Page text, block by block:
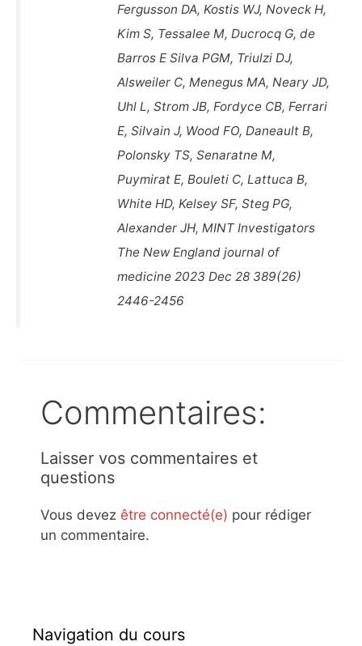
Fergusson DA, Kostis WJ, Noveck H,
Kim S, Tessalee M, Ducrocq G, de
Barros E Silva PGM, Triulzi DJ,
Alsweiler C, Menegus MA, Neary JD,
Uhl L, Strom JB, Fordyce CB, Ferrari
E, Silvain J, Wood FO, Daneault B,
Polonsky TS, Senaratne M,
Puymirat E, Bouleti C, Lattuca B,
White HD, Kelsey SF, Steg PG,
Alexander JH, MINT Investigators
The New England journal of
medicine 2023 Dec 28 389(26)
2446-2456
Commentaires:
Laisser vos commentaires et
questions
Vous devez être connecté(e) pour rédiger
un commentaire.
Navigation du cours